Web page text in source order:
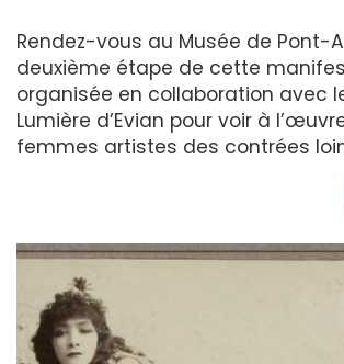
Rendez-vous au Musée de Pont-
deuxième étape de cette
organisée en collaboration avec
Lumière d’Evian pour voir à
femmes artistes des contrées